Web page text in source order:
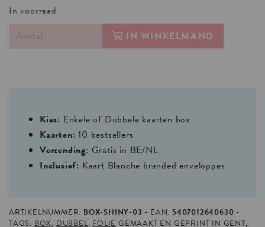
In voorraad
IN WINKELMAND
Kies: Enkele of Dubbele kaarten box
Kaarten:10 bestsellers
Verzending: Gratis in BE/NL
Inclusief: Kaart Blanche branded enveloppes
ARTIKELNUMMER: BOX-SHINY-03 EAN: 5407012640630
TAGS: BOX, DUBBEL,FOLIEGEMAAKT EN GEPRINT IN GENT,